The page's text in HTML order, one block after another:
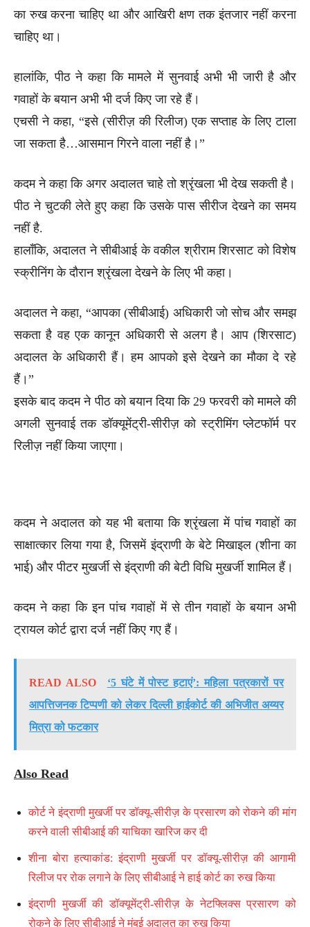
का रुख करना चाहिए था और आखिरी क्षण तक इंतजार नहीं करना
चाहिए था।
हालांकि, पीठ ने कहा कि मामले में सुनवाई अभी भी जारी है और
गवाहों के बयान अभी भी दर्ज किए जा रहे हैं।
एचसी ने कहा, “इसे (सीरीज़ की रिलीज) एक सप्ताह के लिए टाला
जा सकता है…आसमान गिरने वाला नहीं है।”
कदम ने कहा कि अगर अदालत चाहे तो श्रृंखला भी देख सकती है।
पीठ ने चुटकी लेते हुए कहा कि उसके पास सीरीज देखने का समय
नहीं है.
हालाँकि, अदालत ने सीबीआई के वकील श्रीराम शिरसाट को विशेष
स्क्रीनिंग के दौरान श्रृंखला देखने के लिए भी कहा।
अदालत ने कहा, “आपका (सीबीआई) अधिकारी जो सोच और समझ
सकता है वह एक कानून अधिकारी से अलग है। आप (शिरसाट)
अदालत के अधिकारी हैं। हम आपको इसे देखने का मौका दे रहे
हैं।”
इसके बाद कदम ने पीठ को बयान दिया कि 29 फरवरी को मामले की
अगली सुनवाई तक डॉक्यूमेंट्री-सीरीज़ को स्ट्रीमिंग प्लेटफॉर्म पर
रिलीज़ नहीं किया जाएगा।
कदम ने अदालत को यह भी बताया कि श्रृंखला में पांच गवाहों का
साक्षात्कार लिया गया है, जिसमें इंद्राणी के बेटे मिखाइल (शीना का
भाई) और पीटर मुखर्जी से इंद्राणी की बेटी विधि मुखर्जी शामिल हैं।
कदम ने कहा कि इन पांच गवाहों में से तीन गवाहों के बयान अभी
ट्रायल कोर्ट द्वारा दर्ज नहीं किए गए हैं।
READ ALSO
‘5 घंटे में पोस्ट हटाएं’: महिला पत्रकारों पर
आपत्तिजनक टिप्पणी को लेकर दिल्ली हाईकोर्ट की अभिजीत अय्यर
मित्रा को फटकार
Also Read
कोर्ट ने इंद्राणी मुखर्जी पर डॉक्यू-सीरीज़ के प्रसारण को रोकने की मांग
करने वाली सीबीआई की याचिका खारिज कर दी
शीना बोरा हत्याकांड: इंद्राणी मुखर्जी पर डॉक्यू-सीरीज़ की आगामी
रिलीज पर रोक लगाने के लिए सीबीआई ने हाई कोर्ट का रुख किया
इंद्राणी मुखर्जी की डॉक्यूमेंट्री-सीरीज़ के नेटफ्लिक्स प्रसारण को
रोकने के लिए सीबीआई ने मुंबई अदालत का रुख किया